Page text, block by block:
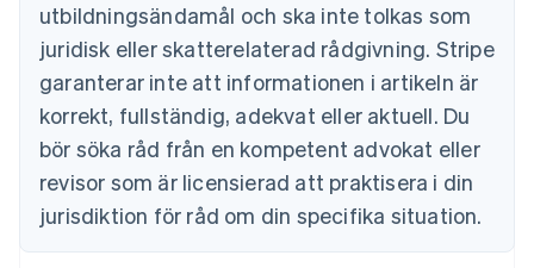
utbildningsändamål och ska inte tolkas som
juridisk eller skatterelaterad rådgivning. Stripe
garanterar inte att informationen i artikeln är
korrekt, fullständig, adekvat eller aktuell. Du
bör söka råd från en kompetent advokat eller
revisor som är licensierad att praktisera i din
jurisdiktion för råd om din specifika situation.
English
Estland
English
Fastlandskina
简体中文English
Finland
Frankrike
FrançaisEnglish